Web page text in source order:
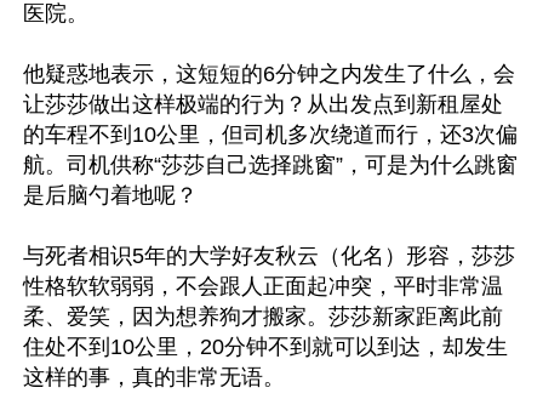
医院。
他疑惑地表示，这短短的6分钟之内发生了什么，会
让莎莎做出这样极端的行为？从出发点到新租屋处
的车程不到10公里，但司机多次绕道而行，还3次偏
航。司机供称“莎莎自己选择跳窗”，可是为什么跳窗
是后脑勺着地呢？
与死者相识5年的大学好友秋云（化名）形容，莎莎
性格软软弱弱，不会跟人正面起冲突，平时非常温
柔、爱笑，因为想养狗才搬家。莎莎新家距离此前
住处不到10公里，20分钟不到就可以到达，却发生
这样的事，真的非常无语。